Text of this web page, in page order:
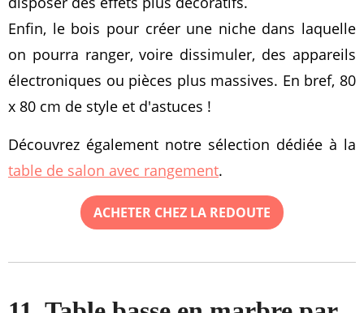
Enfin, le bois pour créer une niche dans laquelle
on pourra ranger, voire dissimuler, des appareils
électroniques ou pièces plus massives. En bref, 80
x 80 cm de style et d'astuces !
Découvrez également notre sélection dédiée à la
table de salon avec rangement.
ACHETER CHEZ LA REDOUTE